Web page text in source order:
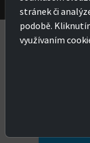
stránek či
podobě.
využívaním